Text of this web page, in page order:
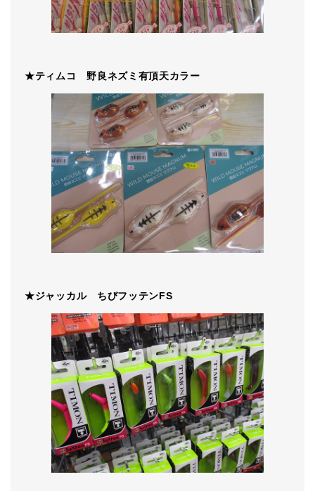
★ティムコ 野良ネズミ有頂天カラー
★ジャッカル ちびフッテンFS